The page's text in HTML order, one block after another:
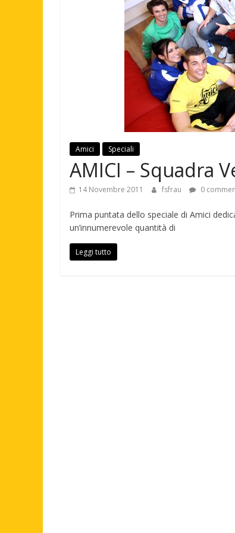
Amici Speciali
AMICI – Squadra
14 Novembre 2011 fsfrau 0
Prima puntata dello speciale di Amici
un’innumerevole quantità di
Leggi tutto